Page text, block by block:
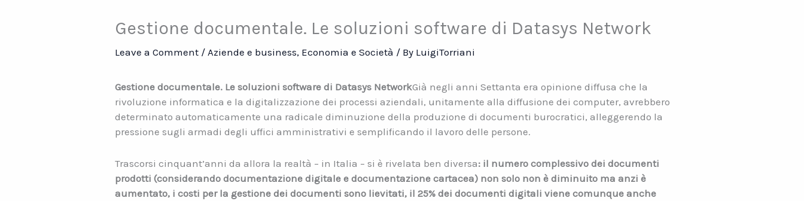
Gestione documentale. Le soluzioni software di Datasys Network
Leave a Comment / Aziende e business, Economia e Società / By LuigiTorriani
Gestione documentale. Le soluzioni software di Datasys NetworkGià negli anni Settanta era opinione diffusa che la
rivoluzione informatica e la digitalizzazione dei processi aziendali, unitamente alla diffusione dei computer, avrebbero
determinato automaticamente una radicale diminuzione della produzione di documenti burocratici, alleggerendo la
pressione sugli armadi degli uffici amministrativi e semplificando il lavoro delle persone.
Trascorsi cinquant’anni da allora la realtà – in Italia – si è rivelata ben diversa: il numero complessivo dei documenti
prodotti (considerando documentazione digitale e documentazione cartacea) non solo non è diminuito ma anzi è
aumentato, i costi per la gestione dei documenti sono lievitati, il 25% dei documenti digitali viene comunque anche